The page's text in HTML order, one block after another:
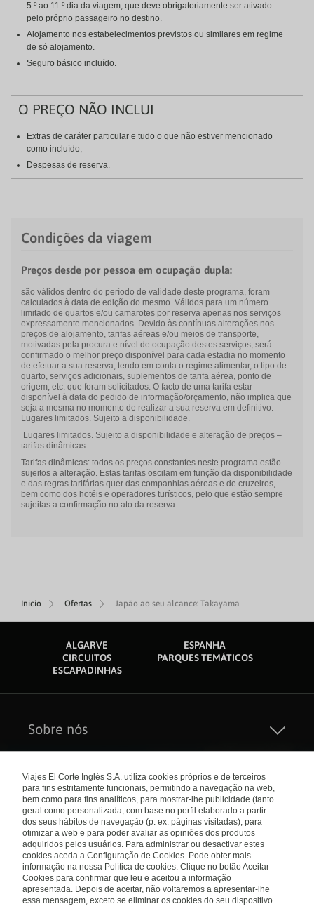
Inicio Ofertas Japão ao seu alcance: Takayama
5.º ao 11.º dia da viagem, que deve obrigatoriamente ser ativado
pelo próprio passageiro no destino.
Alojamento nos estabelecimentos previstos ou similares em regime
de só alojamento.
Seguro básico incluído.
O PREÇO NÃO INCLUI
Extras de caráter particular e tudo o que não estiver mencionado
como incluído;
Despesas de reserva.
Condições da viagem
Preços desde por pessoa em ocupação dupla:
são válidos dentro do período de validade deste programa, foram
calculados à data de edição do mesmo. Válidos para um número
limitado de quartos e/ou camarotes por reserva apenas nos serviços
expressamente mencionados. Devido às contínuas alterações nos
preços de alojamento, tarifas aéreas e/ou meios de transporte,
motivadas pela procura e nível de ocupação destes serviços, será
confirmado o melhor preço disponível para cada estadia no momento
de efetuar a sua reserva, tendo em conta o regime alimentar, o tipo de
quarto, serviços adicionais, suplementos de tarifa aérea, ponto de
origem, etc. que foram solicitados. O facto de uma tarifa estar
disponível à data do pedido de informação/orçamento, não implica que
seja a mesma no momento de realizar a sua reserva em definitivo.
Lugares limitados. Sujeito a disponibilidade.
Lugares limitados. Sujeito a disponibilidade e alteração de preços –
tarifas dinâmicas.
Tarifas dinâmicas: todos os preços constantes neste programa estão
sujeitos a alteração. Estas tarifas oscilam em função da disponibilidade
e das regras tarifárias quer das companhias aéreas e de cruzeiros,
bem como dos hotéis e operadores turísticos, pelo que estão sempre
sujeitas a confirmação no ato da reserva.
ALGARVE
ESPANHA
CIRCUITOS
PARQUES TEMÁTICOS
ESCAPADINHAS
Sobre nós
Quem Somos
Seguros de Viagem
Carreiras
El Corte Inglés
Catálogos
Check-in Online
Condições Gerais
Política de privacidade
Política de Cookies
Empresas/ Grupos
Livro de Reclamações
Internacional
Portugal
Visite nosso blog
Blog de Viajes el Corte inglés
Viajes El Corte Inglés S.A. utiliza cookies próprios e de terceiros
para fins estritamente funcionais, permitindo a navegação na web,
bem como para fins analíticos, para mostrar-lhe publicidade (tanto
geral como personalizada, com base no perfil elaborado a partir
dos seus hábitos de navegação (p. ex. páginas visitadas), para
otimizar a web e para poder avaliar as opiniões dos produtos
adquiridos pelos usuários. Para administrar ou desactivar estes
cookies aceda a Configuração de Cookies. Pode obter mais
informação na nossa Política de cookies. Clique no botão Aceitar
Cookies para confirmar que leu e aceitou a informação
apresentada. Depois de aceitar, não voltaremos a apresentar-lhe
essa mensagem, exceto se eliminar os cookies do seu dispositivo.